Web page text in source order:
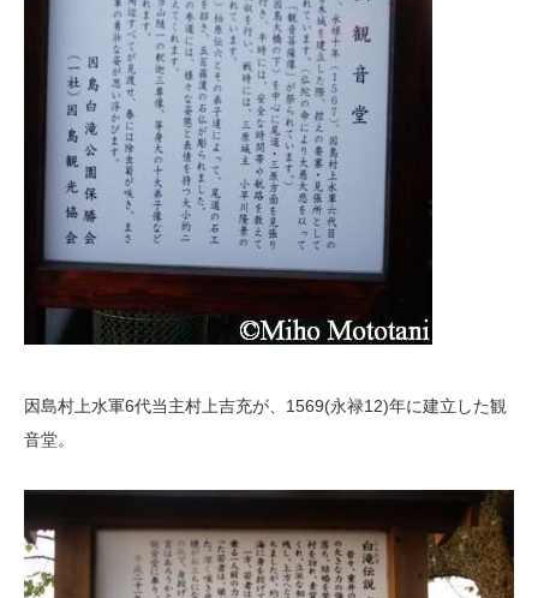
因島村上水軍6代当主村上吉充が、1569(永禄12)年に建立した観
音堂。